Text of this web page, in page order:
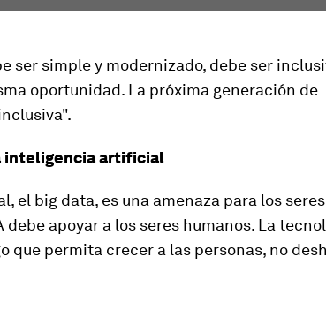
ser simple y modernizado, debe ser
oportunidad. La próxima generación de
inteligencia artificial
el big data, es una amenaza para los seres
debe apoyar a los seres humanos. La
que permita crecer a las personas, no